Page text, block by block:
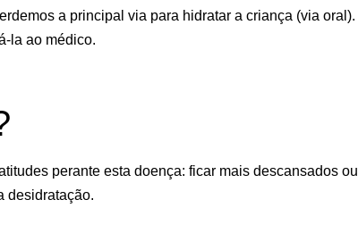
a principal via para hidratar a criança (via oral).
la ao médico.
perante esta doença: ficar mais descansados ou
desidratação.